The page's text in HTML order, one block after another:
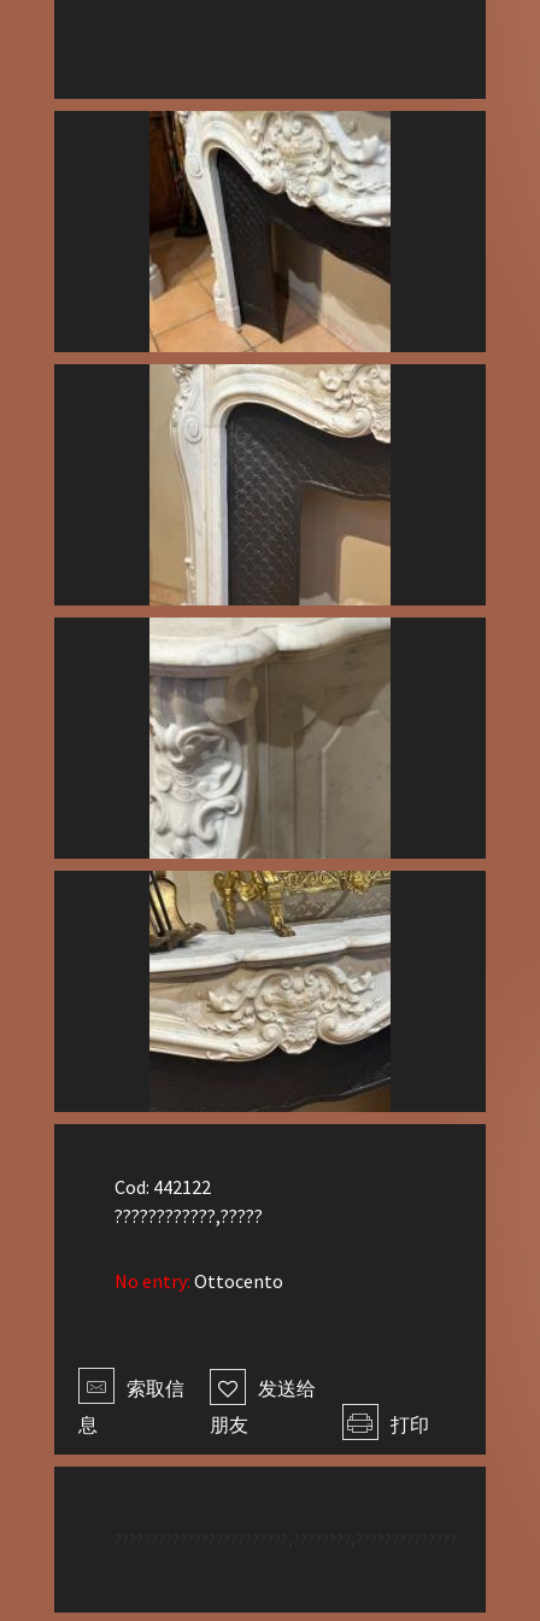
Cod: 442122
????????????,?????
No entry: Ottocento
索取信
息
发送给
朋友
打印